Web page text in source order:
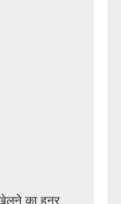
खेलने का हुनर